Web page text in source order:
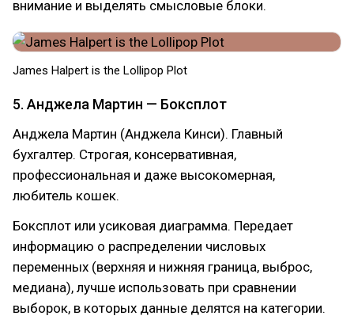
внимание и выделять смысловые блоки.
James Halpert is the Lollipop Plot
5. Анджела Мартин — Боксплот
Анджела Мартин (Анджела Кинси). Главный
бухгалтер. Строгая, консервативная,
профессиональная и даже высокомерная,
любитель кошек.
Боксплот или усиковая диаграмма. Передает
информацию о распределении числовых
переменных (верхняя и нижняя граница, выброс,
медиана), лучше использовать при сравнении
выборок, в которых данные делятся на категории.